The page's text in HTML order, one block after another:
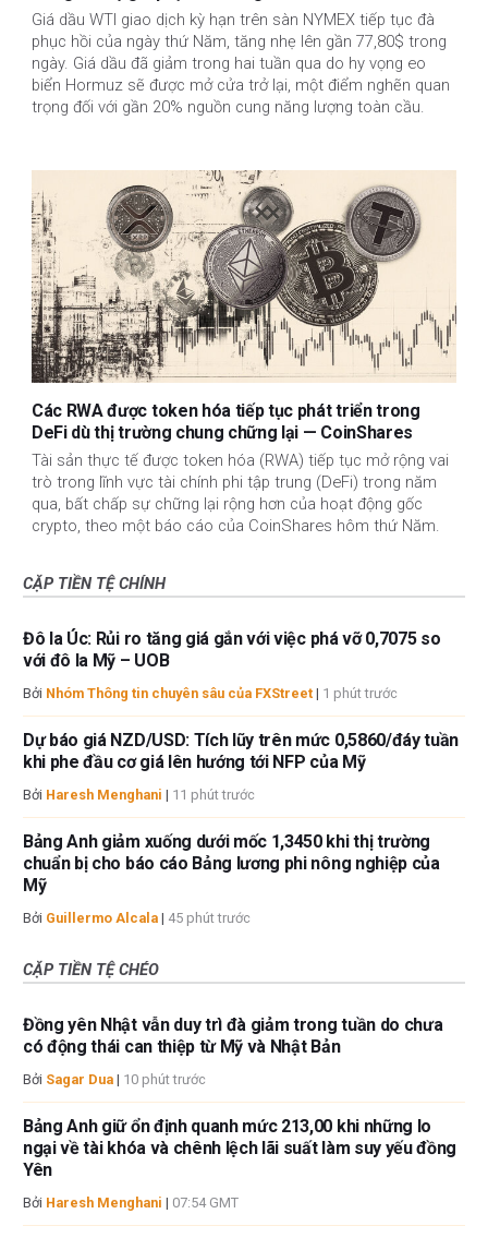
Giá dầu WTI giao dịch kỳ hạn trên sàn NYMEX tiếp tục đà
phục hồi của ngày thứ Năm, tăng nhẹ lên gần 77,80$ trong
ngày. Giá dầu đã giảm trong hai tuần qua do hy vọng eo
biển Hormuz sẽ được mở cửa trở lại, một điểm nghẽn quan
trọng đối với gần 20% nguồn cung năng lượng toàn cầu.
Các RWA được token hóa tiếp tục phát triển trong
DeFi dù thị trường chung chững lại — CoinShares
Tài sản thực tế được token hóa (RWA) tiếp tục mở rộng vai
trò trong lĩnh vực tài chính phi tập trung (DeFi) trong năm
qua, bất chấp sự chững lại rộng hơn của hoạt động gốc
crypto, theo một báo cáo của CoinShares hôm thứ Năm.
CẶP TIỀN TỆ CHÍNH
Đô la Úc: Rủi ro tăng giá gắn với việc phá vỡ 0,7075 so
với đô la Mỹ – UOB
Bởi Nhóm Thông tin chuyên sâu của FXStreet | 1 phút trước
Dự báo giá NZD/USD: Tích lũy trên mức 0,5860/đáy tuần
khi phe đầu cơ giá lên hướng tới NFP của Mỹ
Bởi Haresh Menghani | 11 phút trước
Bảng Anh giảm xuống dưới mốc 1,3450 khi thị trường
chuẩn bị cho báo cáo Bảng lương phi nông nghiệp của
Mỹ
Bởi Guillermo Alcala | 45 phút trước
CẶP TIỀN TỆ CHÉO
Đồng yên Nhật vẫn duy trì đà giảm trong tuần do chưa
có động thái can thiệp từ Mỹ và Nhật Bản
Bởi Sagar Dua | 10 phút trước
Bảng Anh giữ ổn định quanh mức 213,00 khi những lo
ngại về tài khóa và chênh lệch lãi suất làm suy yếu đồng
Yên
Bởi Haresh Menghani | 07:54 GMT